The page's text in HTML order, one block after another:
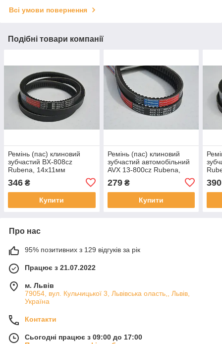
Всі умови повернення
Подібні товари компанії
Ремінь (пас) клиновий
зубчастий BX-808cz
Rubena, 14х11мм
346 ₴
Купити
Ремінь (пас) клиновий
зубчастий автомобільний
AVX 13-800cz Rubena,
279₴
Купити
390
Про нас
95% позитивних з 129 відгуків за рік
Працює з 21.07.2022
м. Львів
79054, вул. Кульчицької 3, Львівська оласть,, Львів,
Україна
Контакти
Сьогодні працює з 09:00 до 17:00